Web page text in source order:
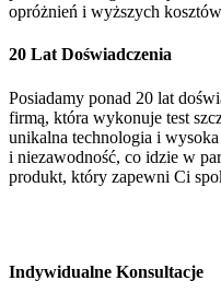
opróżnień i wyższych
20 Lat Doświadczenia
Posiadamy ponad 20 lat
firmą, która wykonuje test
unikalna technologia i
i niezawodność, co idzie w
produkt, który zapewni Ci
Indywidualne Konsultacje